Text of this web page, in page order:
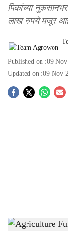
पिकांच्या
लाख रुपये मंजूर
Published on :09
Updated on :09 Nov
S
Agriculture Funds-